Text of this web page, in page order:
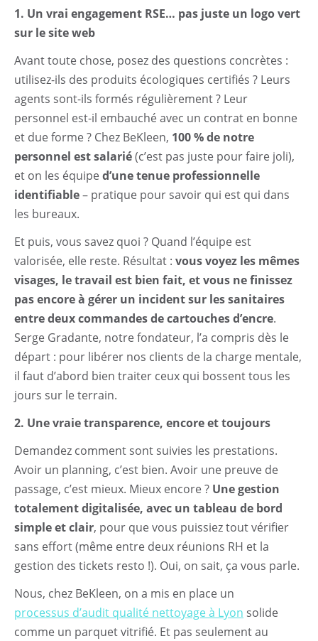
1. Un vrai engagement RSE… pas juste un logo vert
sur le site web
Avant toute chose, posez des questions concrètes :
utilisez-ils des produits écologiques certifiés ? Leurs
agents sont-ils formés régulièrement ? Leur
personnel est-il embauché avec un contrat en bonne
et due forme ? Chez BeKleen, 100 % de notre
personnel est salarié(c’est pas juste pour faire joli),
et on les équipe d’une tenue professionnelle
identifiable– pratique pour savoir qui est qui dans
les bureaux.
Et puis, vous savez quoi ? Quand l’équipe est
valorisée, elle reste. Résultat : vous voyez les mêmes
visages, le travail est bien fait, et vous ne finissez
pas encore à gérer un incident sur les sanitaires
entre deux commandes de cartouches d’encre.
Serge Gradante, notre fondateur, l’a compris dès le
départ : pour libérer nos clients de la charge mentale,
il faut d’abord bien traiter ceux qui bossent tous les
jours sur le terrain.
2. Une vraie transparence, encore et toujours
Demandez comment sont suivies les prestations.
Avoir un planning, c’est bien. Avoir une preuve de
passage, c’est mieux. Mieux encore ? Une gestion
totalement digitalisée, avec un tableau de bord
simple et clair, pour que vous puissiez tout vérifier
sans effort (même entre deux réunions RH et la
gestion des tickets resto !). Oui, on sait, ça vous parle.
Nous, chez BeKleen, on a mis en place un
processus d’audit qualité nettoyage à Lyon solide
comme un parquet vitrifié. Et pas seulement au